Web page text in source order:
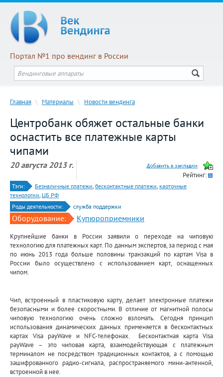
Портал №1 про вендинг в России
Главная \ Материалы \ Новости вендинга
Центробанк обяжет остальные банки
оснастить все платежные карты
чипами
20 августа 2013 г.
Рейтинг:
Тэги: Безналичные платежи, бесконтактные платежи, карточные
технологии, ЦБ РФ
Роды деятельности:
служба поддержки
Оборудование: Купюроприемники
Крупнейшие банки в России заявили о переходе на чиповую
технологию для платежных карт. По данным экспертов, за период с мая
по июнь 2013 года больше половины транзакций по картам Visa в
России было осуществлено с использованием карт, оснащенных
чипом.
Чип, встроенный в пластиковую карту, делает электронные платежи
безопасными и более скоростными. В отличие от магнитной полосы
чиповую технологию очень сложно взломать. Сегодня принцип
использования динамических данных применяется в бесконтактных
картах Visa payWave и NFC-телефонах. Бесконтактная карта Visa
payWave – это чиповая карта, взаимодействующая с платежным
терминалом не посредством традиционных контактов, а с помощью
зашифрованного радио-сигнала, распространяемого мини-антенной,
встроенной в нее.